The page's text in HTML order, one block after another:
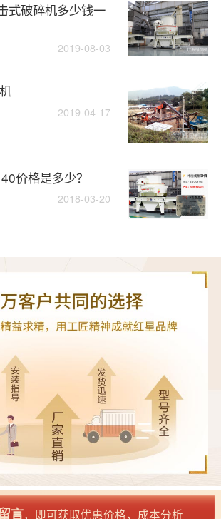
式破碎机多少钱一
2019-08-03
2019-04-17
价格是多少？
2018-03-20
言，即可获取优惠价格，成本分析